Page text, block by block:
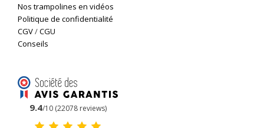
Nos trampolines en vidéos
Politique de confidentialité
CGV/CGU
Conseils
9.4/10 (22078 reviews)